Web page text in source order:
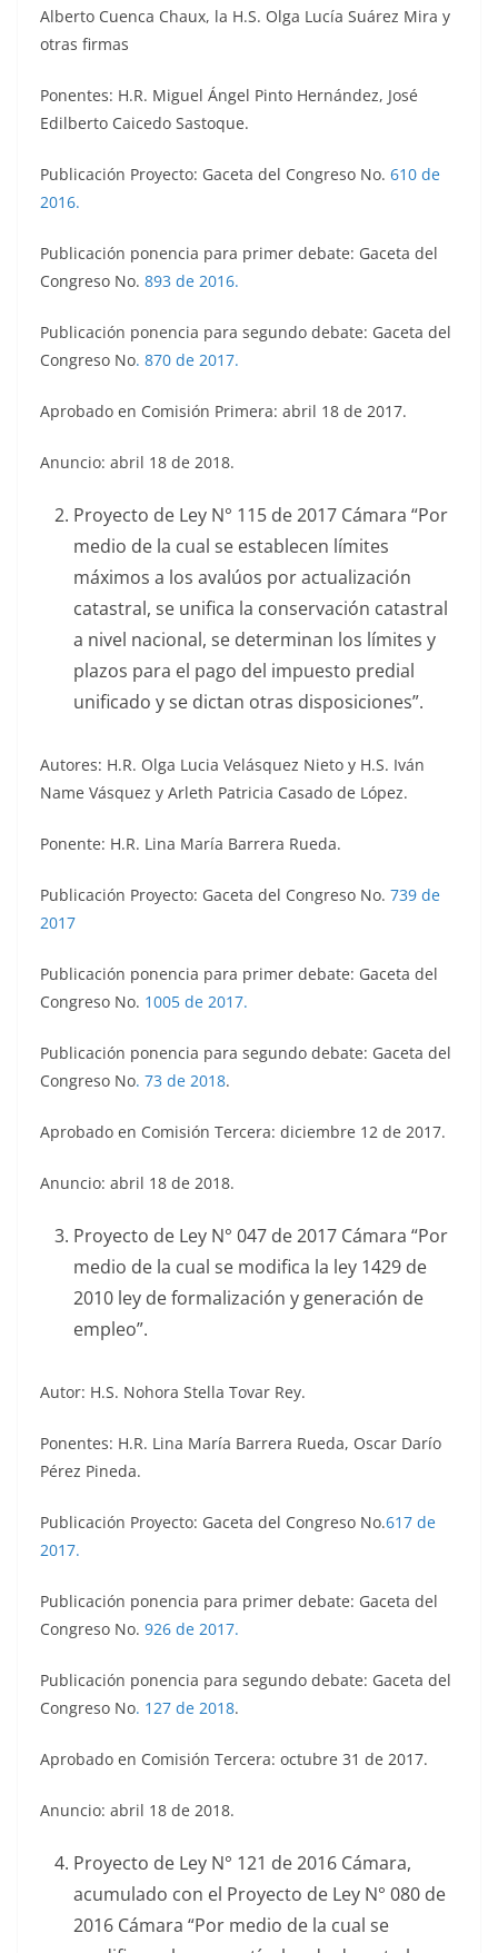
Alberto Cuenca Chaux, la H.S. Olga Lucía Suárez Mira y
otras firmas
Ponentes: H.R. Miguel Ángel Pinto Hernández, José
Edilberto Caicedo Sastoque.
Publicación Proyecto: Gaceta del Congreso No. 610 de
2016.
Publicación ponencia para primer debate: Gaceta del
Congreso No. 893 de 2016.
Publicación ponencia para segundo debate: Gaceta del
Congreso No. 870 de 2017.
Aprobado en Comisión Primera: abril 18 de 2017.
Anuncio: abril 18 de 2018.
Proyecto de Ley N° 115 de 2017 Cámara “Por
medio de la cual se establecen límites
máximos a los avalúos por actualización
catastral, se unifica la conservación catastral
a nivel nacional, se determinan los límites y
plazos para el pago del impuesto predial
unificado y se dictan otras disposiciones”.
Autores: H.R. Olga Lucia Velásquez Nieto y H.S. Iván
Name Vásquez y Arleth Patricia Casado de López.
Ponente: H.R. Lina María Barrera Rueda.
Publicación Proyecto: Gaceta del Congreso No. 739 de
2017
Publicación ponencia para primer debate: Gaceta del
Congreso No. 1005 de 2017.
Publicación ponencia para segundo debate: Gaceta del
Congreso No. 73 de 2018.
Aprobado en Comisión Tercera: diciembre 12 de 2017.
Anuncio: abril 18 de 2018.
Proyecto de Ley N° 047 de 2017 Cámara “Por
medio de la cual se modifica la ley 1429 de
2010 ley de formalización y generación de
empleo”.
Autor: H.S. Nohora Stella Tovar Rey.
Ponentes: H.R. Lina María Barrera Rueda, Oscar Darío
Pérez Pineda.
Publicación Proyecto: Gaceta del Congreso No.617 de
2017.
Publicación ponencia para primer debate: Gaceta del
Congreso No. 926 de 2017.
Publicación ponencia para segundo debate: Gaceta del
Congreso No. 127 de 2018.
Aprobado en Comisión Tercera: octubre 31 de 2017.
Anuncio: abril 18 de 2018.
Proyecto de Ley N° 121 de 2016 Cámara,
acumulado con el Proyecto de Ley N° 080 de
2016 Cámara “Por medio de la cual se